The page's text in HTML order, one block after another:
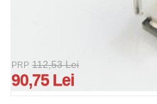
PRP 112,53 Lei
90,75 Lei